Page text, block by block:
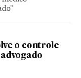
o controle